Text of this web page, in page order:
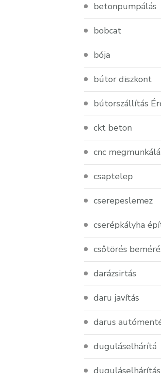
betonpumpálás
bobcat
bója
bútor diszkont
bútorszállítás
ckt beton
cnc
csaptelep
cserepeslemez
cserépkályha
csőtörés
darázsirtás
daru javítás
darus
duguláselhárítá
duguláselhárítás